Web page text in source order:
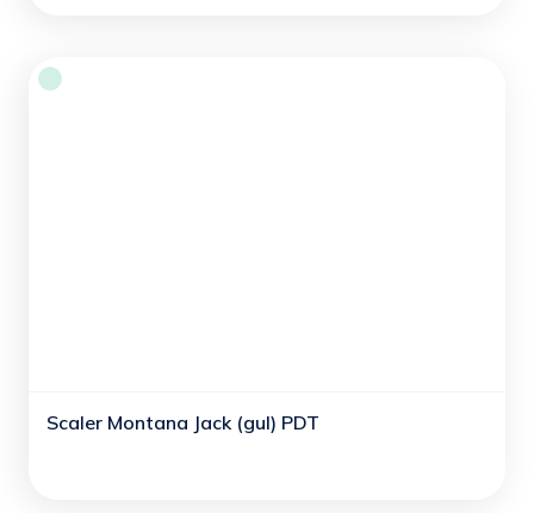
Scaler Montana Jack (gul) PDT